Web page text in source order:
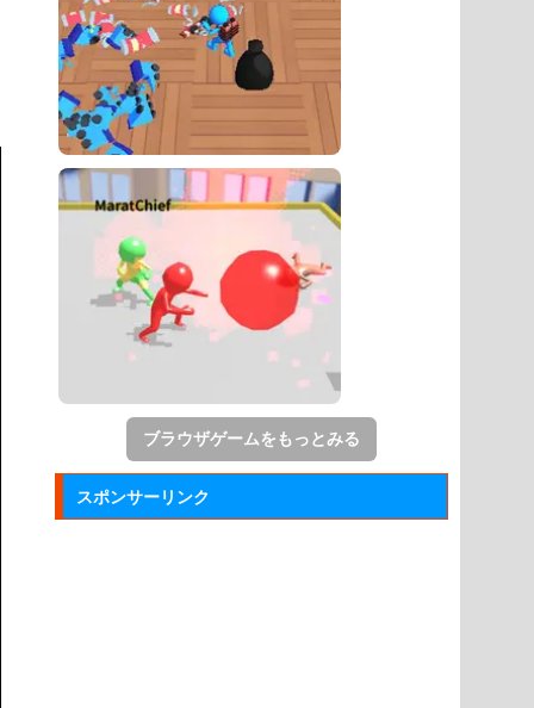
ブラウザゲームをもっとみる
スポンサーリンク